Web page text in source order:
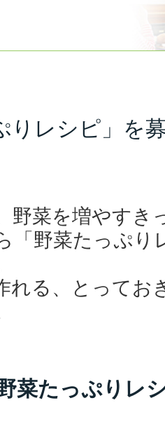
りレシピ」を
野菜を増やすき
「野菜たっぷり
れる、とってお
菜たっぷりレ